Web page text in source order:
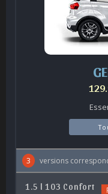
3 versions
1.5 l 103 Confort